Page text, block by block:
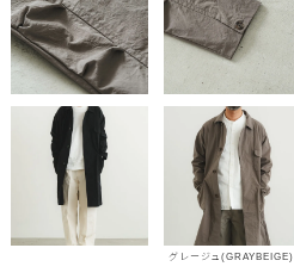
グレージュ(GRAYBEIGE)